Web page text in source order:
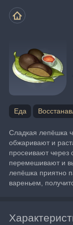
Еда
Сладкая лепёшка
обжаривают и
просеивают через
перемешивают и
лепёшка приятно
вареньем,